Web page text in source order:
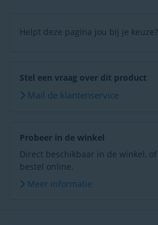
Helpt deze pagina jou bij je keuze?
Stel een vraag over dit product
Mail de klantenservice
Probeer in de winkel
Direct beschikbaar in de winkel, of
bestel online.
Meer informatie